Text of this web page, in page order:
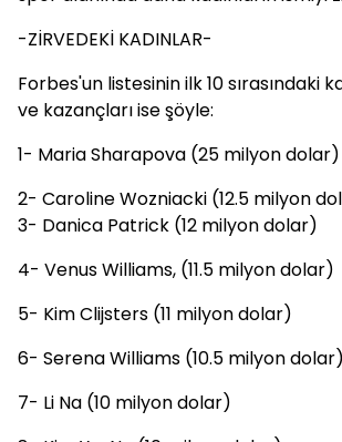
-ZİRVEDEKİ KADINLAR-
Forbes'un listesinin ilk 10 sırasındaki
ve kazançları ise şöyle:
1- Maria Sharapova (25 milyon dolar)
2- Caroline Wozniacki (12.5 milyon
3- Danica Patrick (12 milyon dolar)
4- Venus Williams, (11.5 milyon dolar)
5- Kim Clijsters (11 milyon dolar)
6- Serena Williams (10.5 milyon dolar)
7- Li Na (10 milyon dolar)